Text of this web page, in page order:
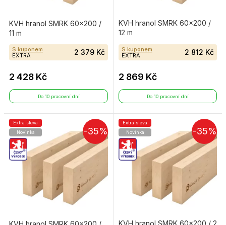
KVH hranol SMRK 60×200 /
11 m
S kuponem
EXTRA
2 379 Kč
2 428 Kč
Do 10 pracovní dní
KVH hranol SMRK 60×200 /
12 m
S kuponem
EXTRA
2 812 Kč
2 869 Kč
Do 10 pracovní dní
-35%
Extra sleva
Novinka
-35%
Extra sleva
Novinka
KVH hranol SMRK 60×200 / 2